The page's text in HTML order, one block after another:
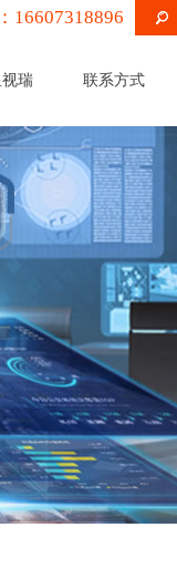
16607318896
瑞 联系方式